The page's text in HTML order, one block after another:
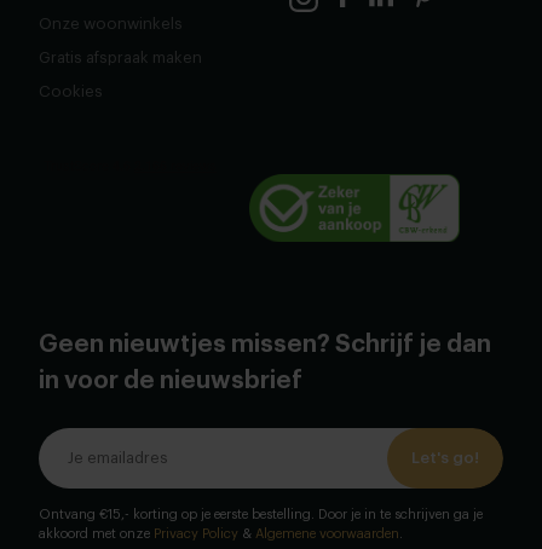
Onze woonwinkels
Gratis afspraak maken
Cookies
Geen nieuwtjes missen? Schrijf je dan
in voor de nieuwsbrief
Let's go!
Ontvang €15,- korting op je eerste bestelling. Door je in te schrijven ga je
akkoord met onze Privacy Policy & Algemene voorwaarden.